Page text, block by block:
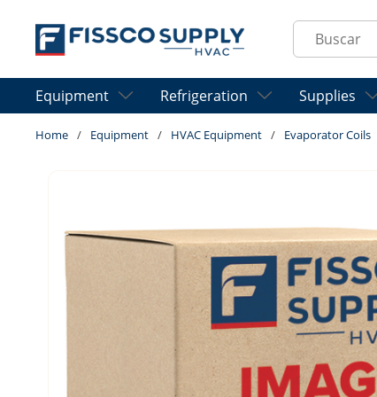
Skip to main content
Site Search
Equipment Refrigeration Supplies
Home / Equipment / HVAC Equipment / Evaporator Coils